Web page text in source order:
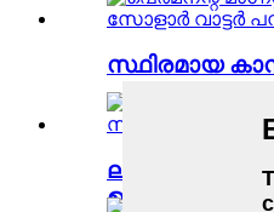
സ്ഥിരമായ
ലിറ്റിൽ എൽഫ്
ഉയർന്ന...